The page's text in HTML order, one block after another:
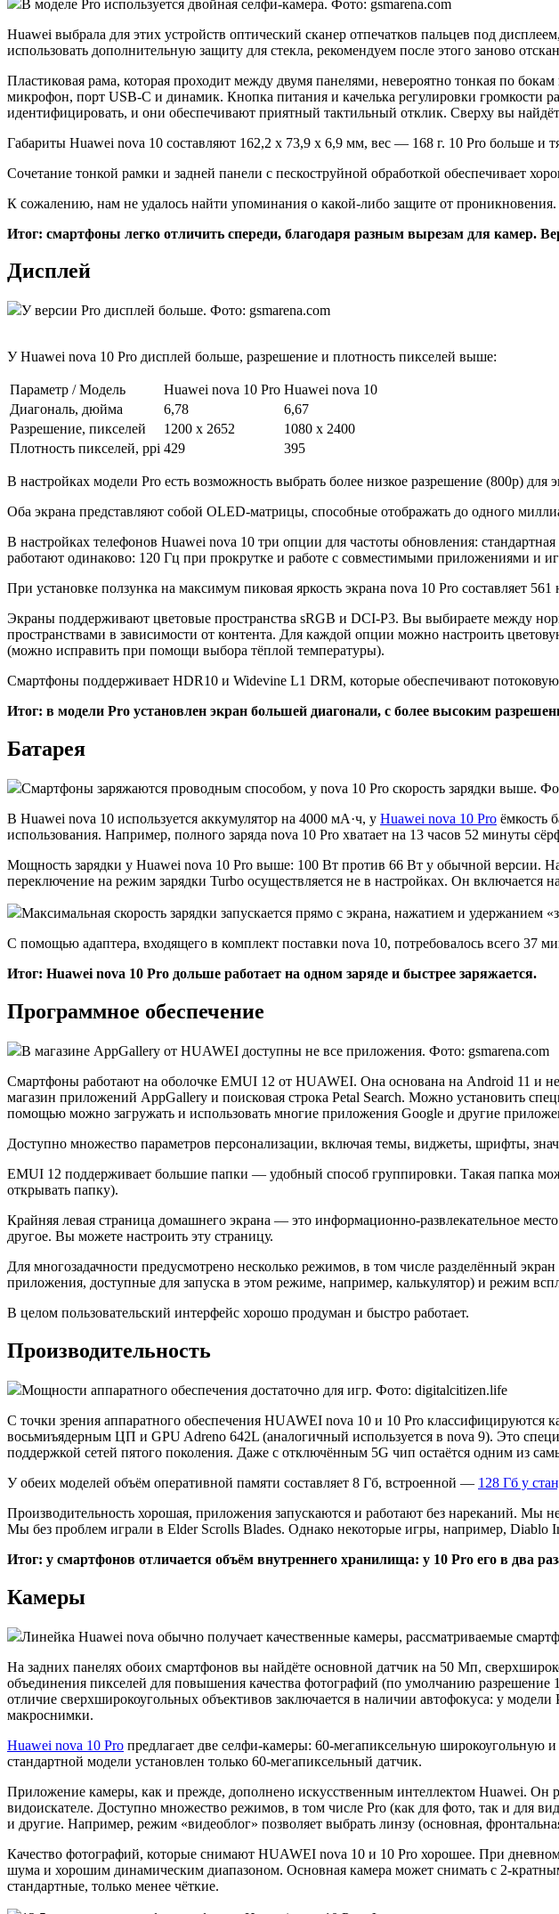
В моделе Pro используется двойная селфи-камера. Фото: gsmarena.com
Huawei выбрала для этих устройств оптический сканер отпечатков пальцев под
использовать дополнительную защиту для стекла, рекомендуем после этого заново
Пластиковая рама, которая проходит между двумя панелями, невероятно тонкая по
микрофон, порт USB-C и динамик. Кнопка питания и качелька регулировки
идентифицировать, и они обеспечивают приятный тактильный отклик. Сверху вы
Габариты Huawei nova 10 составляют 162,2 x 73,9 x 6,9 мм, вес — 168 г. 10 Pro больше и
Сочетание тонкой рамки и задней панели с пескоструйной обработкой обеспечивает
К сожалению, нам не удалось найти упоминания о какой-либо защите от
Итог: смартфоны легко отличить спереди, благодаря разным вырезам для камер.
Дисплей
У версии Pro дисплей больше. Фото: gsmarena.com
У Huawei nova 10 Pro дисплей больше, разрешение и плотность пикселей выше:
Параметр / Модель Huawei nova 10 Pro Huawei nova 10
Диагональ, дюйма
6,78
6,67
Разрешение, пикселей
1200 x 2652
1080 x 2400
Плотность пикселей, ppi 429 395
В настройках модели Pro есть возможность выбрать более низкое разрешение (800p) для
Оба экрана представляют собой OLED-матрицы, способные отображать до одного
В настройках телефонов Huawei nova 10 три опции для частоты обновления:
работают одинаково: 120 Гц при прокрутке и работе с совместимыми приложениями и
При установке ползунка на максимум пиковая яркость экрана nova 10 Pro составляет
Экраны поддерживают цветовые пространства sRGB и DCI-P3. Вы выбираете между
пространствами в зависимости от контента. Для каждой опции можно настроить
(можно исправить при помощи выбора тёплой температуры).
Смартфоны поддерживает HDR10 и Widevine L1 DRM, которые обеспечивают
Итог: в модели Pro установлен экран большей диагонали, с более высоким
Батарея
Смартфоны заряжаются проводным способом, у nova 10 Pro скорость зарядки выше.
В Huawei nova 10 используется аккумулятор на 4000 мА·ч, у Huawei nova 10 Pro ёмкость
использования. Например, полного заряда nova 10 Pro хватает на 13 часов 52 минуты
Мощность зарядки у Huawei nova 10 Pro выше: 100 Вт против 66 Вт у обычной версии.
переключение на режим зарядки Turbo осуществляется не в настройках. Он включается
Максимальная скорость зарядки запускается прямо с экрана, нажатием и удержанием
С помощью адаптера, входящего в комплект поставки nova 10, потребовалось всего 37
Итог: Huawei nova 10 Pro дольше работает на одном заряде и быстрее заряжается.
Программное обеспечение
В магазине AppGallery от HUAWEI доступны не все приложения. Фото: gsmarena.com
Смартфоны работают на оболочке EMUI 12 от HUAWEI. Она основана на Android 11 и
магазин приложений AppGallery и поисковая строка Petal Search. Можно установить
помощью можно загружать и использовать многие приложения Google и другие
Доступно множество параметров персонализации, включая темы, виджеты, шрифты,
EMUI 12 поддерживает большие папки — удобный способ группировки. Такая папка
открывать папку).
Крайняя левая страница домашнего экрана — это информационно-развлекательное
другое. Вы можете настроить эту страницу.
Для многозадачности предусмотрено несколько режимов, в том числе разделённый
приложения, доступные для запуска в этом режиме, например, калькулятор) и режим
В целом пользовательский интерфейс хорошо продуман и быстро работает.
Производительность
Мощности аппаратного обеспечения достаточно для игр. Фото: digitalcitizen.life
С точки зрения аппаратного обеспечения HUAWEI nova 10 и 10 Pro классифицируются
восьмиъядерным ЦП и GPU Adreno 642L (аналогичный используется в nova 9). Это
поддержкой сетей пятого поколения. Даже с отключённым 5G чип остаётся одним из
У обеих моделей объём оперативной памяти составляет 8 Гб, встроенной — 128 Гб у
Производительность хорошая, приложения запускаются и работают без нареканий.
Мы без проблем играли в Elder Scrolls Blades. Однако некоторые игры, например,
Итог: у смартфонов отличается объём внутреннего хранилища: у 10 Pro его в два
Камеры
Линейка Huawei nova обычно получает качественные камеры, рассматриваемые
На задних панелях обоих смартфонов вы найдёте основной датчик на 50 Мп,
объединения пикселей для повышения качества фотографий (по умолчанию
отличие сверхширокоугольных объективов заключается в наличии автофокуса: у
макроснимки.
Huawei nova 10 Pro предлагает две селфи-камеры: 60-мегапиксельную широкоугольную
стандартной модели установлен только 60-мегапиксельный датчик.
Приложение камеры, как и прежде, дополнено искусственным интеллектом Huawei. Он
видоискателе. Доступно множество режимов, в том числе Pro (как для фото, так и для
и другие. Например, режим «видеоблог» позволяет выбрать линзу (основная,
Качество фотографий, которые снимают HUAWEI nova 10 и 10 Pro хорошее. При
шума и хорошим динамическим диапазоном. Основная камера может снимать с 2-
стандартные, только менее чёткие.